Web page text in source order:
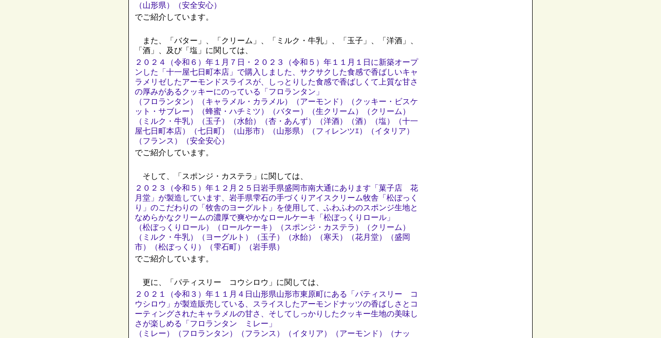
（山形県）（安全安心）
でご紹介しています。
また、「バター」、「クリーム」、「ミルク・牛乳」、「玉子」、「洋酒」、
「酒」、及び「塩」に関しては、
２０２４（令和６）年１月７日・２０２３（令和５）年１１月１日に新築オープ
ンした「十一屋七日町本店」で購入しました、サクサクした食感で香ばしいキャ
ラメリゼしたアーモンドスライスが、しっとりした食感で香ばしくて上質な甘さ
の厚みがあるクッキーにのっている「フロランタン」
（フロランタン）（キャラメル・カラメル）（アーモンド）（クッキー・ビスケ
ット・サブレー）（蜂蜜・ハチミツ）（バター）（生クリーム）（クリーム）
（ミルク・牛乳）（玉子）（水飴）（杏・あんず）（洋酒）（酒）（塩）（十一
屋七日町本店）（七日町）（山形市）（山形県）（フィレンツｴ）（イタリア）
（フランス）（安全安心）
でご紹介しています。
そして、「スポンジ・カステラ」に関しては、
２０２３（令和５）年１２月２５日岩手県盛岡市南大通にあります「菓子店 花
月堂」が製造しています、岩手県雫石の手づくりアイスクリーム牧舎「松ぼっく
り」のこだわりの「牧舎のヨーグルト」を使用して、ふわふわのスポンジ生地と
なめらかなクリームの濃厚で爽やかなロールケーキ「松ぼっくりロール」
（松ぼっくりロール）（ロールケーキ）（スポンジ・カステラ）（クリーム）
（ミルク・牛乳）（ヨーグルト）（玉子）（水飴）（寒天）（花月堂）（盛岡
市）（松ぼっくり）（雫石町）（岩手県）
でご紹介しています。
更に、「パティスリー コウシロウ」に関しては、
２０２１（令和３）年１１月４日山形県山形市東原町にある「パティスリー コ
ウシロウ」が製造販売している、スライスしたアーモンドナッツの香ばしさとコ
ーティングされたキャラメルの甘さ、そしてしっかりしたクッキー生地の美味し
さが楽しめる「フロランタン ミレー」
（ミレー）（フロランタン）（フランス）（イタリア）（アーモンド）（ナッ